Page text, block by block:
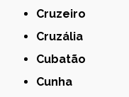
Cruzeiro
Cruzália
Cubatão
Cunha